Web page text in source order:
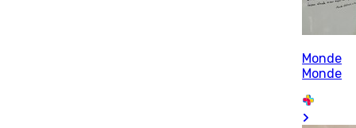
Monde
Monde